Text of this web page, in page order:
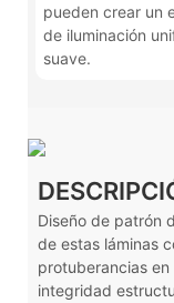
pueden crear un
de iluminación
suave.
Diseño de patrón
de estas láminas
protuberancias
integridad